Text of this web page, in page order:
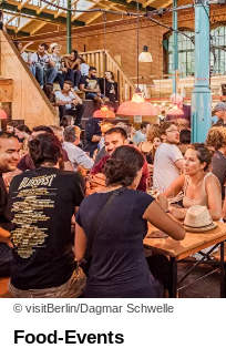
© visitBerlin/Dagmar Schwelle
Food-Events